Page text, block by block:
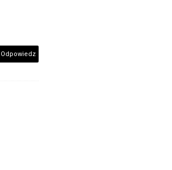
Odpowiedz